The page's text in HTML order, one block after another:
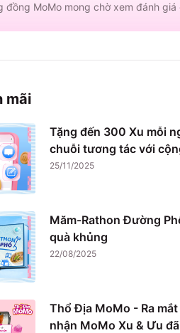
đồng MoMo mong chờ xem đánh giá
mãi
Tặng đến 300 Xu mỗi
chuỗi tương tác với
25/11/2025
Măm-Rathon Đường
quà khủng
22/08/2025
Thổ Địa MoMo - Ra
nhận MoMo Xu & Ưu